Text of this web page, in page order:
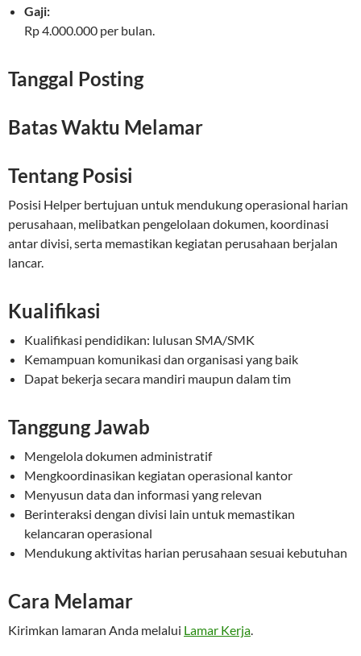
Gaji:
Rp 4.000.000 per bulan.
Tanggal Posting
Batas Waktu Melamar
Tentang Posisi
Posisi Helper bertujuan untuk mendukung operasional harian
perusahaan, melibatkan pengelolaan dokumen, koordinasi
antar divisi, serta memastikan kegiatan perusahaan berjalan
lancar.
Kualifikasi
Kualifikasi pendidikan: lulusan SMA/SMK
Kemampuan komunikasi dan organisasi yang baik
Dapat bekerja secara mandiri maupun dalam tim
Tanggung Jawab
Mengelola dokumen administratif
Mengkoordinasikan kegiatan operasional kantor
Menyusun data dan informasi yang relevan
Berinteraksi dengan divisi lain untuk memastikan
kelancaran operasional
Mendukung aktivitas harian perusahaan sesuai kebutuhan
Cara Melamar
Kirimkan lamaran Anda melalui Lamar Kerja.